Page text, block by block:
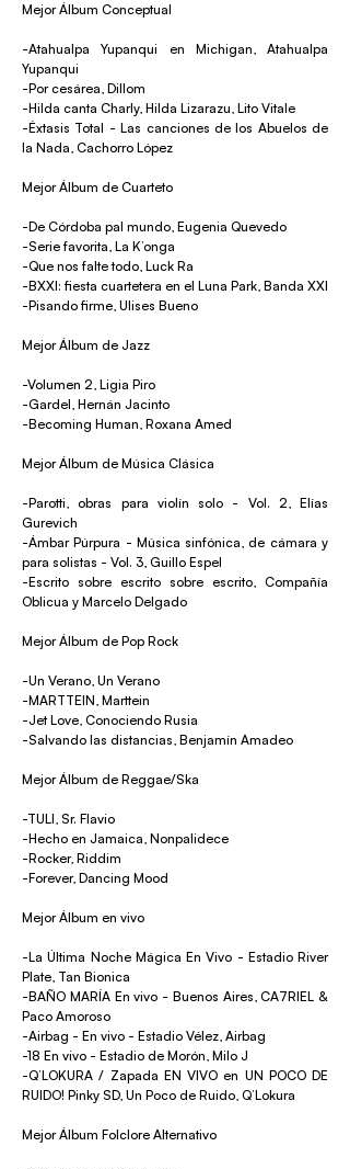
Mejor Álbum Conceptual
-Atahualpa Yupanqui en Michigan, Atahualpa
Yupanqui
-Por cesárea, Dillom
-Hilda canta Charly, Hilda Lizarazu, Lito Vitale
-Éxtasis Total - Las canciones de los Abuelos de
la Nada, Cachorro López
Mejor Álbum de Cuarteto
-De Córdoba pal mundo, Eugenia Quevedo
-Serie favorita, La K’onga
-Que nos falte todo, Luck Ra
-BXXI: fiesta cuartetera en el Luna Park, Banda XXI
-Pisando firme, Ulises Bueno
Mejor Álbum de Jazz
-Volumen 2, Ligia Piro
-Gardel, Hernán Jacinto
-Becoming Human, Roxana Amed
Mejor Álbum de Música Clásica
-Parotti, obras para violín solo - Vol. 2, Elías
Gurevich
-Ámbar Púrpura - Música sinfónica, de cámara y
para solistas - Vol. 3, Guillo Espel
-Escrito sobre escrito sobre escrito, Compañía
Oblicua y Marcelo Delgado
Mejor Álbum de Pop Rock
-Un Verano, Un Verano
-MARTTEIN, Marttein
-Jet Love, Conociendo Rusia
-Salvando las distancias, Benjamín Amadeo
Mejor Álbum de Reggae/Ska
-TULI, Sr. Flavio
-Hecho en Jamaica, Nonpalidece
-Rocker, Riddim
-Forever, Dancing Mood
Mejor Álbum en vivo
-La Última Noche Mágica En Vivo - Estadio River
Plate, Tan Bionica
-BAÑO MARÍA En vivo - Buenos Aires, CA7RIEL &
Paco Amoroso
-Airbag - En vivo - Estadio Vélez, Airbag
-18 En vivo - Estadio de Morón, Milo J
-Q’LOKURA / Zapada EN VIVO en UN POCO DE
RUIDO! Pinky SD, Un Poco de Ruido, Q’Lokura
Mejor Álbum Folclore Alternativo